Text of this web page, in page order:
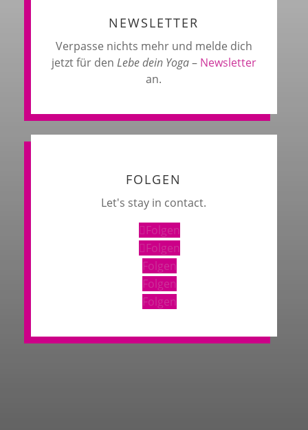
NEWSLETTER
Verpasse nichts mehr und melde dich
jetzt für den Lebe dein Yoga– Newsletter
an.
FOLGEN
Let's stay in contact.
Folgen
Folgen
Folgen
Folgen
Folgen